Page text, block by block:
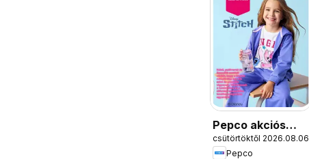
Pepco akciós
újság
csütörtöktől 2026.08.06.
Pepco